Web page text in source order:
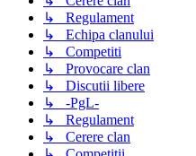
↳ Regulament
↳ Echipa clanului
↳ Competiti
↳ Provocare clan
↳ Discutii libere
↳ -PgL-
↳ Regulament
↳ Cerere clan